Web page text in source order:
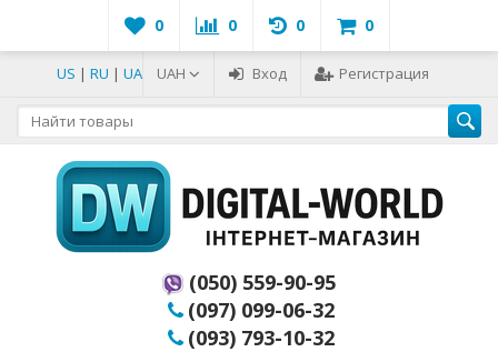
0 0 0 0
US | RU | UA UAH Вход Регистрация
(050) 559-90-95
(097) 099-06-32
(093) 793-10-32